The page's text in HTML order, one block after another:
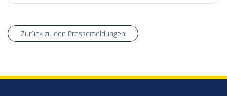
Zurück zu den Pressemeldungen